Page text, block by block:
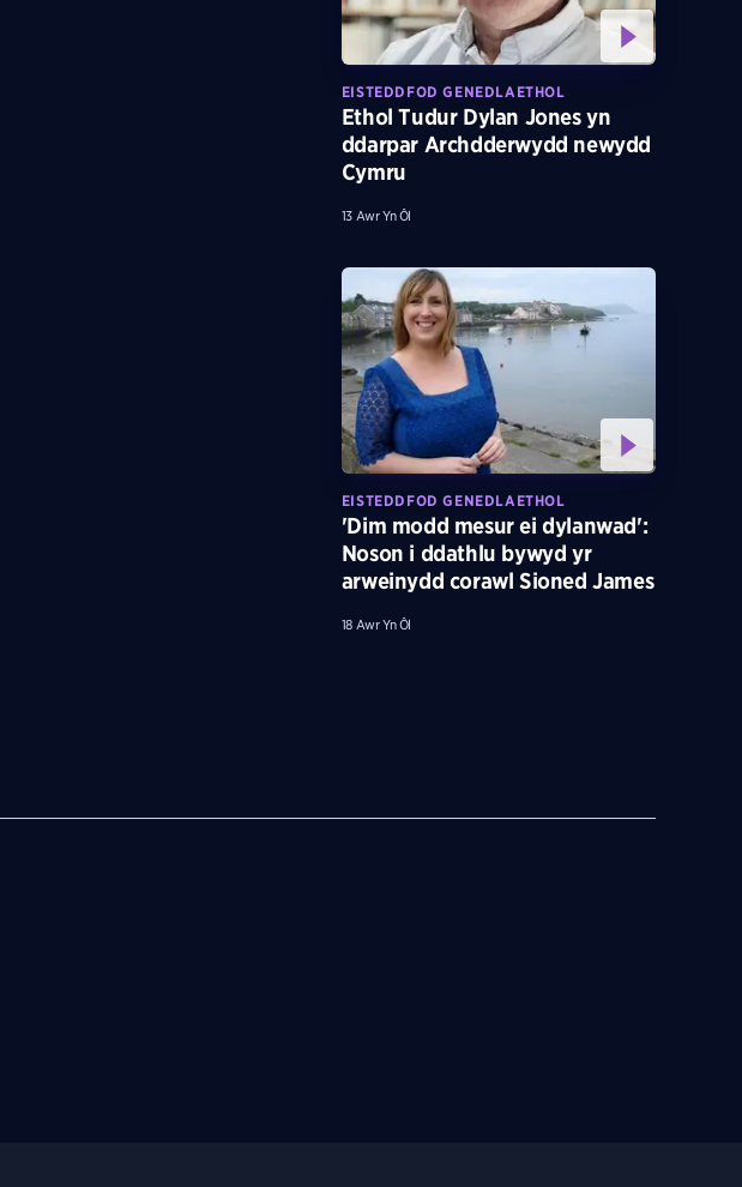
EISTEDDFOD GENEDLAETHOL
Ethol Tudur Dylan Jones yn
ddarpar Archdderwydd newydd
Cymru
13 Awr Yn Ôl
EISTEDDFOD GENEDLAETHOL
'Dim modd mesur ei dylanwad':
Noson i ddathlu bywyd yr
arweinydd corawl Sioned James
18 Awr Yn Ôl